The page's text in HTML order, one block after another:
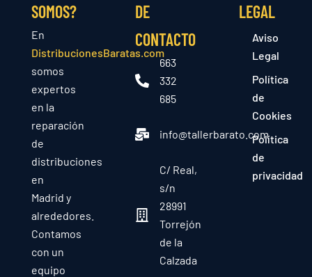
SOMOS?
En
DistribucionesBaratas.com
somos
expertos
en la
reparación
de
distribuciones
en
Madrid y
alrededores.
Contamos
con un
equipo
DE
CONTACTO
663
332
685
info@tallerbarato.com
C/ Real,
s/n
28991
Torrejón
de la
Calzada
LEGAL
Aviso
Legal
Política
de
Cookies
Política
de
privacidad